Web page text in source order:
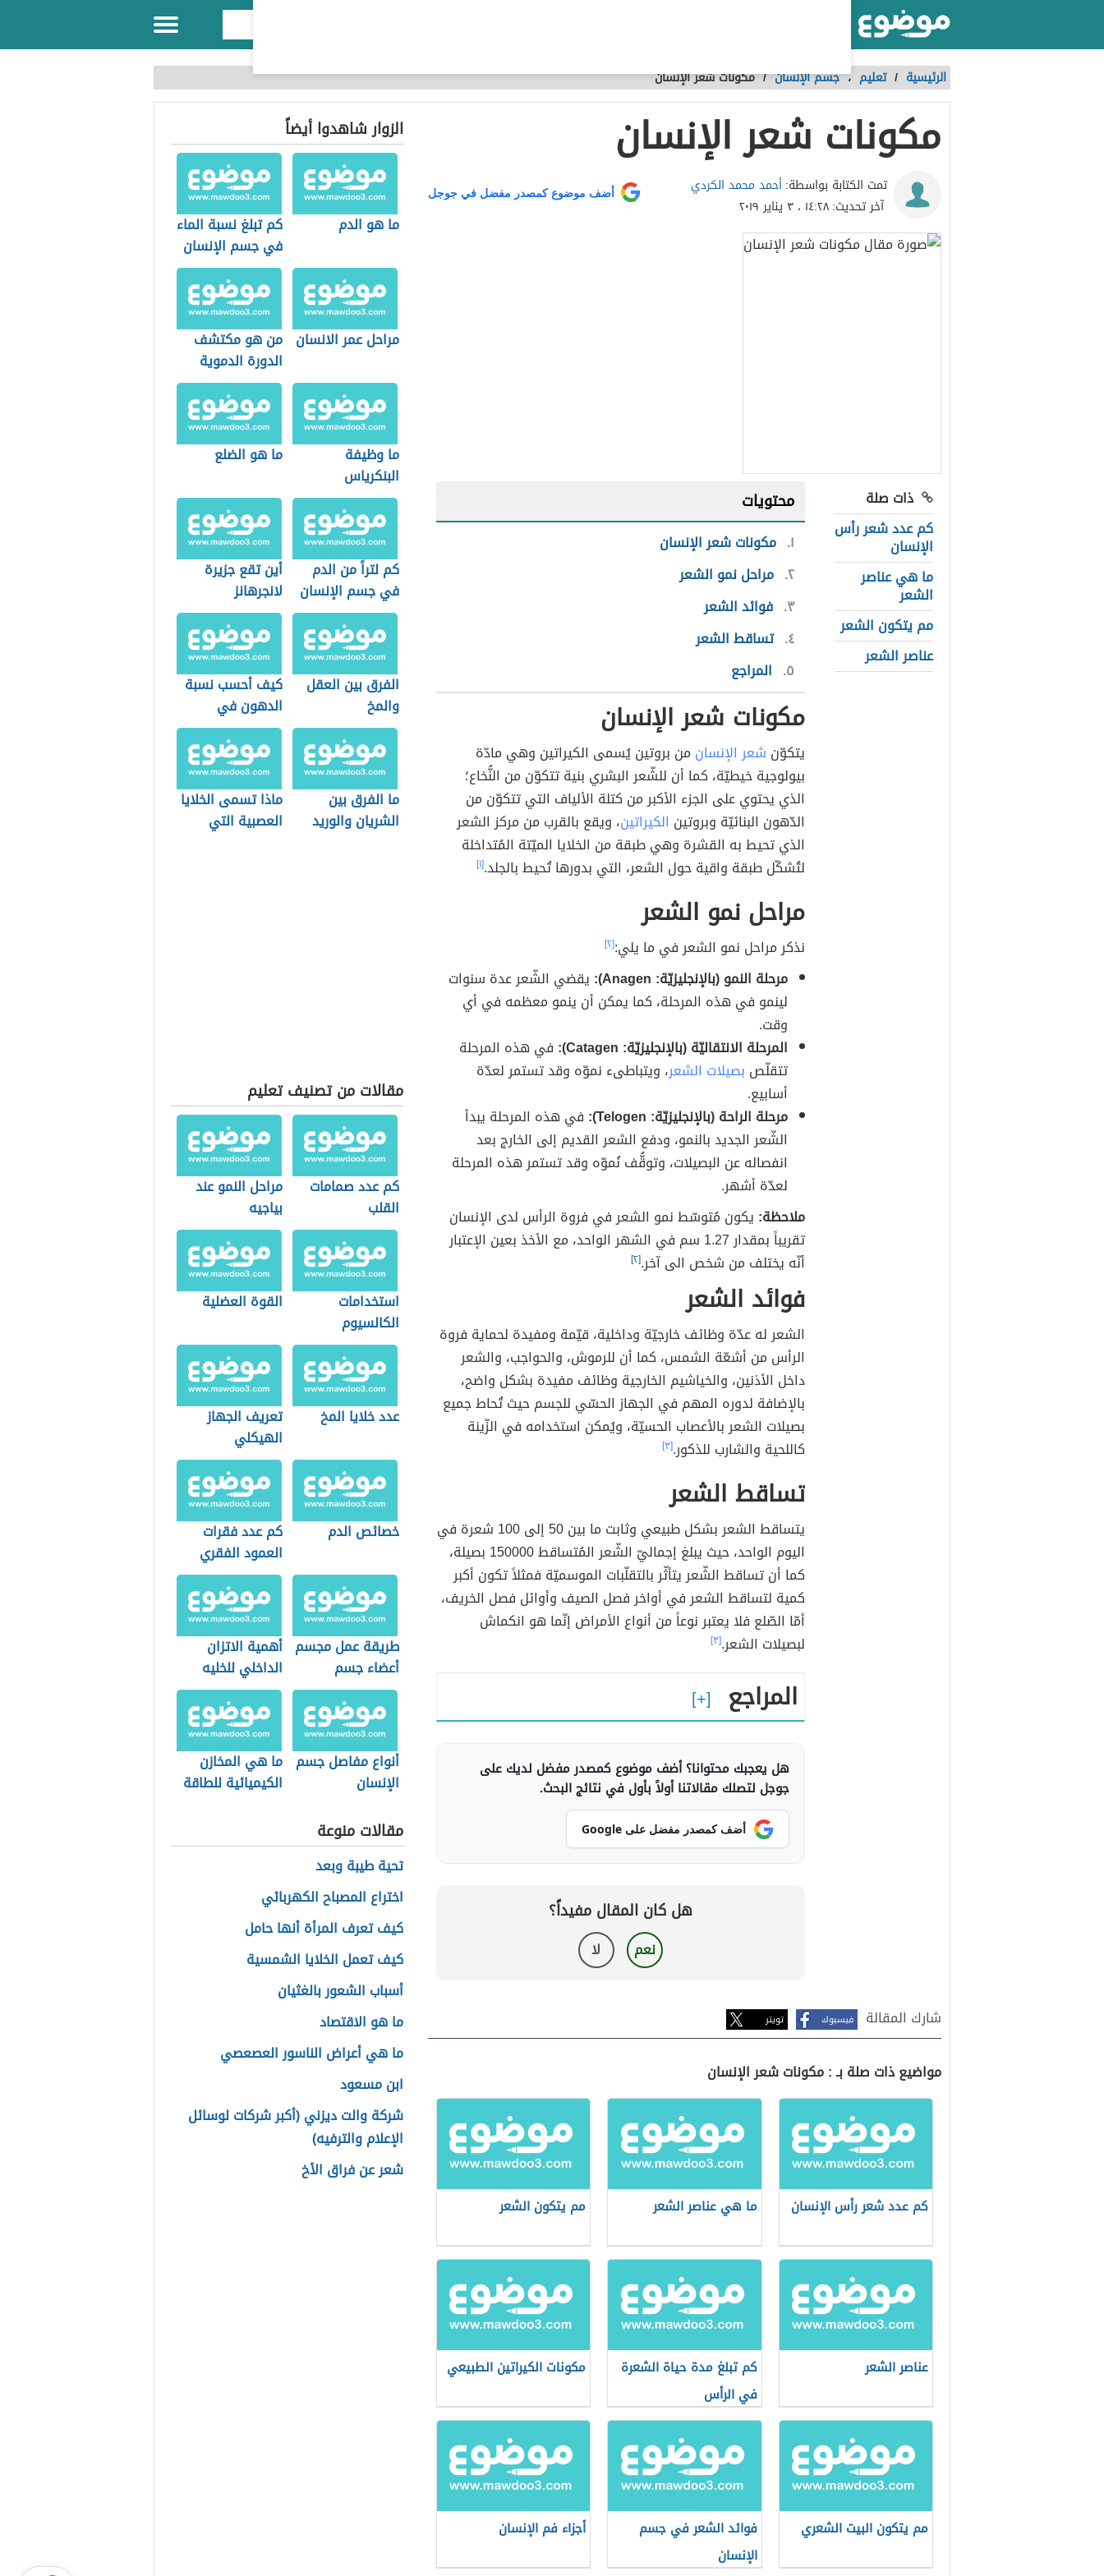
الرئيسية / تعليم ،جسم الإنسان /مكونات شعر الإنسان
مكونات شعر الإنسان
تمت الكتابة بواسطة:أحمد محمد الكردي
آخر تحديث:١٤:٢٨ ، ٣ يناير ٢٠١٩
أضف موضوع كمصدر مفضل في جوجل
ذات صلة
كم عدد شعر رأس
الإنسان
ما هي عناصر
الشعر
مم يتكون الشعر
عناصر الشعر
محتويات
١ مكونات شعر الإنسان
٢ مراحل نمو الشعر
٣ فوائد الشعر
٤ تساقط الشعر
٥ المراجع
مكونات شعر الإنسان
يتكوّن شعر الإنسان من بروتين يُسمى الكيراتين وهي مادّة
بيولوجية خيطيّة، كما أن للشّعر البشري بنية تتكوّن من النُّخاع؛
الذي يحتوي على الجزء الأكبر من كتلة الألياف التي تتكوّن من
الدّهون البنائيّة وبروتين الكيراتين، ويقع بالقرب من مركز الشعر
الذي تحيط به القشرة وهي طبقة من الخلايا الميّتة المُتداخلة
لتُشكّل طبقة واقية حول الشعر، التي بدورها تُحيط بالجلد.[١]
مراحل نمو الشعر
نذكر مراحل نمو الشعر في ما يلي:[٢]
مرحلة النمو (بالإنجليزيّة: Anagen):
يقضي الشّعر عدة سنوات
لينمو في هذه المرحلة، كما يمكن أن ينمو معظمه في أي
وقت.
المرحلة الانتقاليّة (بالإنجليزيّة: Catagen):
في هذه المرحلة
تتقلّص بصيلات الشعر، ويتباطىء نموّه وقد تستمر لعدّة
أسابيع.
مرحلة الراحة (بالإنجليزيّة: Telogen):
في هذه المرحلة يبدأ
الشّعر الجديد بالنمو، ودفع الشعر القديم إلى الخارج بعد
انفصاله عن البصيلات، وتوقُّف نُموّه وقد تستمر هذه المرحلة
لعدّة أشهر.
ملاحظة: يكون مُتوسّط نمو الشعر في فروة الرأس لدى الإنسان
تقريباً بمقدار 1.27 سم في الشهر الواحد، مع الأخذ بعين الإعتبار
أنّه يختلف من شخص الى آخر.[٢]
فوائد الشعر
الشعر له عدّة وظائف خارجيّة وداخلية، قيّمة ومفيدة لحماية فروة
الرأس من أشعّة الشمس، كما أن للرموش، والحواجب، والشعر
داخل الأذنين، والخياشيم الخارجية وظائف مفيدة بشكل واضح،
بالإضافة لدوره المهم في الجهاز الحسّي للجسم حيث تُحاط جميع
بصيلات الشعر بالأعصاب الحسيّة، ويُمكن استخدامه في الزّينة
كاللحية والشارب للذكور.[٣]
تساقط الشعر
يتساقط الشعر بشكل طبيعي وثابت ما بين 50 إلى 100 شعرة في
اليوم الواحد، حيث يبلغ إجماليّ الشّعر المُتساقط 150000 بصيلة،
كما أن تساقط الشّعر يتأثّر بالتقلّبات الموسميّة فمثلاً تكون أكبر
كمية لتساقط الشعر في أواخر فصل الصيف وأوائل فصل الخريف،
أمّا الصّلع فلا يعتبر نوعاً من أنواع الأمراض إنّما هو انكماش
لبصيلات الشعر.[٣]
المراجع
هل يعجبك محتوانا؟ أضف موضوع كمصدر مفضل لديك على
جوجل لتصلك مقالاتنا أولاً بأول في نتائج البحث.
أضف كمصدر مفضل على Google
هل كان المقال مفيداً؟
نعم لا
شارك المقالة فيسبوك تويتر
مواضيع ذات صلة بـ : مكونات شعر الإنسان
كم عدد شعر رأس الإنسان ما هي عناصر الشعر مم يتكون الشعر
عناصر الشعر
كم تبلغ مدة حياة الشعرة
في الرأس
مكونات الكيراتين الطبيعي
مم يتكون البيت الشعري
فوائد الشعر في جسم
الإنسان
أجزاء فم الإنسان
الزوار شاهدوا أيضاً
ما هو الدم
كم تبلغ نسبة الماء
في جسم الإنسان
مراحل عمر الانسان من هو مكتشف
الدورة الدموية
ما وظيفة
البنكرياس
ما هو الضلع
كم لتراً من الدم
في جسم الإنسان
أين تقع جزيرة
لانجرهانز
الفرق بين العقل
والمخ
كيف أحسب نسبة
الدهون في
جسمي
ما الفرق بين
الشريان والوريد
ماذا تسمى الخلايا
العصبية التي
مقالات من تصنيف تعليم
كم عدد صمامات
القلب
مراحل النمو عند
بياجيه
استخدامات
الكالسيوم
القوة العضلية
عدد خلايا المخ
تعريف الجهاز
الهيكلي
خصائص الدم
كم عدد فقرات
العمود الفقري
طريقة عمل مجسم
أعضاء جسم
الإنسان الداخلية
أهمية الاتزان
الداخلي للخليه
أنواع مفاصل جسم
الإنسان
ما هي المخازن
الكيميائية للطاقة
مقالات منوعة
تحية طيبة وبعد
اختراع المصباح الكهربائي
كيف تعرف المرأة أنها حامل
كيف تعمل الخلايا الشمسية
أسباب الشعور بالغثيان
ما هو الاقتصاد
ما هي أعراض الناسور العصعصي
ابن مسعود
شركة والت ديزني (أكبر شركات لوسائل
الإعلام والترفيه)
شعر عن فراق الأخ